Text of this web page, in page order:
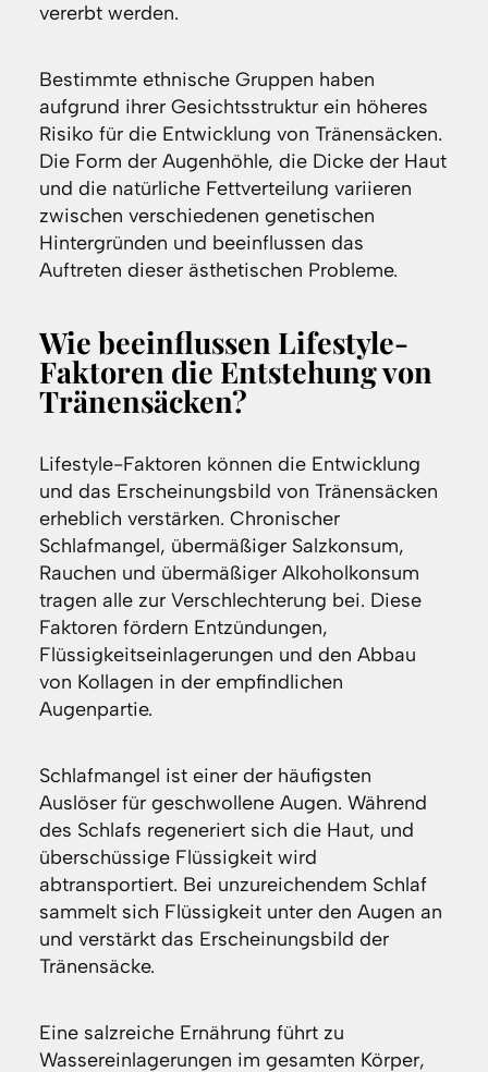
vererbt werden.
Bestimmte ethnische Gruppen haben
aufgrund ihrer Gesichtsstruktur ein höheres
Risiko für die Entwicklung von Tränensäcken.
Die Form der Augenhöhle, die Dicke der Haut
und die natürliche Fettverteilung variieren
zwischen verschiedenen genetischen
Hintergründen und beeinflussen das
Auftreten dieser ästhetischen Probleme.
Wie beeinflussen Lifestyle-
Faktoren die Entstehung von
Tränensäcken?
Lifestyle-Faktoren können die Entwicklung
und das Erscheinungsbild von Tränensäcken
erheblich verstärken. Chronischer
Schlafmangel, übermäßiger Salzkonsum,
Rauchen und übermäßiger Alkoholkonsum
tragen alle zur Verschlechterung bei. Diese
Faktoren fördern Entzündungen,
Flüssigkeitseinlagerungen und den Abbau
von Kollagen in der empfindlichen
Augenpartie.
Schlafmangel ist einer der häufigsten
Auslöser für geschwollene Augen. Während
des Schlafs regeneriert sich die Haut, und
überschüssige Flüssigkeit wird
abtransportiert. Bei unzureichendem Schlaf
sammelt sich Flüssigkeit unter den Augen an
und verstärkt das Erscheinungsbild der
Tränensäcke.
Eine salzreiche Ernährung führt zu
Wassereinlagerungen im gesamten Körper,